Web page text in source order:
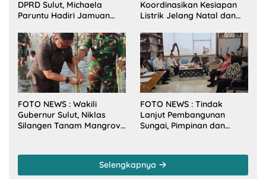
DPRD Sulut, Michaela
Paruntu Hadiri Jamuan
Sulut Bersama Wamenkes
RI
Koordinasikan Kesiapan
Listrik Jelang Natal dan
FOTO NEWS : Wakili
Gubernur Sulut, Niklas
Silangen Tanam Mangrove
FOTO NEWS : Tindak
Lanjut Pembangunan
Sungai, Pimpinan dan
Kementerian PU-RI
Selengkapnya